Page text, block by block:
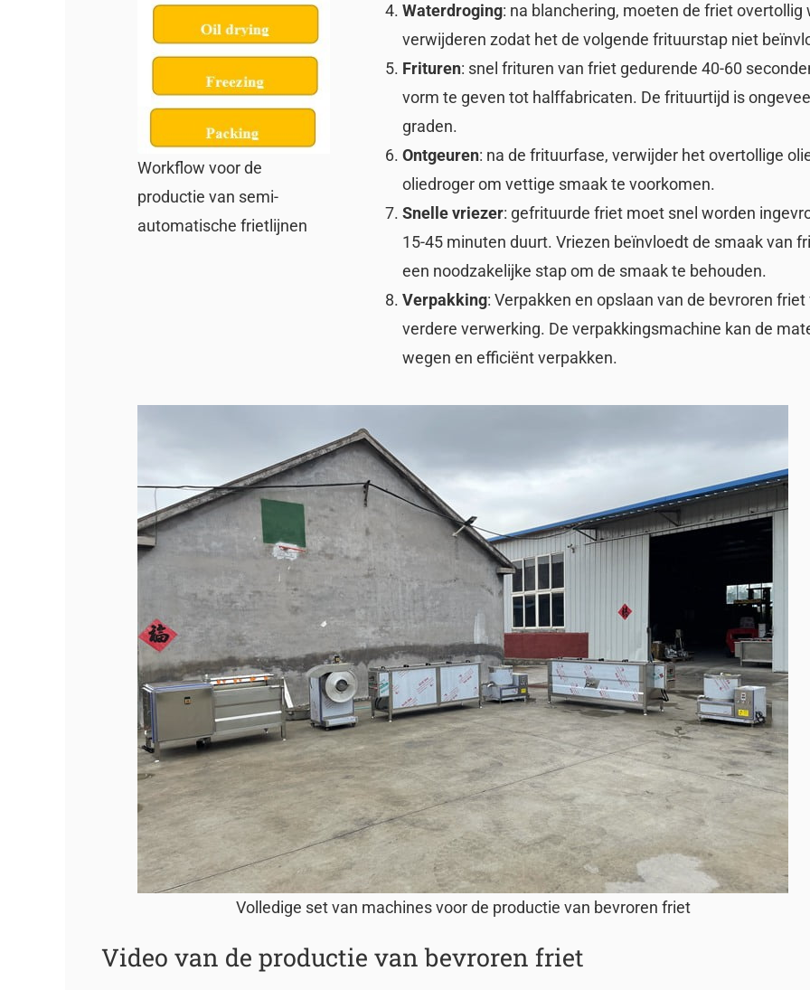
Workflow voor de
productie van semi-
automatische frietlijnen
Waterdroging: na blanchering, moeten de friet overtollig
verwijderen zodat het de volgende frituurstap niet
Frituren: snel frituren van friet gedurende 40-60
vorm te geven tot halffabricaten. De frituurtijd is
graden.
Ontgeuren: na de frituurfase, verwijder het overtollige
oliedroger om vettige smaak te voorkomen.
Snelle vriezer: gefrituurde friet moet snel worden
15-45 minuten duurt. Vriezen beïnvloedt de smaak van
een noodzakelijke stap om de smaak te behouden.
Verpakking: Verpakken en opslaan van de bevroren friet
verdere verwerking. De verpakkingsmachine kan de
wegen en efficiënt verpakken.
Volledige set van machines voor de productie van bevroren friet
Video van de productie van bevroren friet